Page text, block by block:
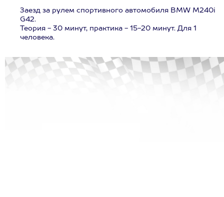
Заезд за рулем спортивного автомобиля BMW M240i
G42.
Теория - 30 минут, практика - 15-20 минут. Для 1
человека.